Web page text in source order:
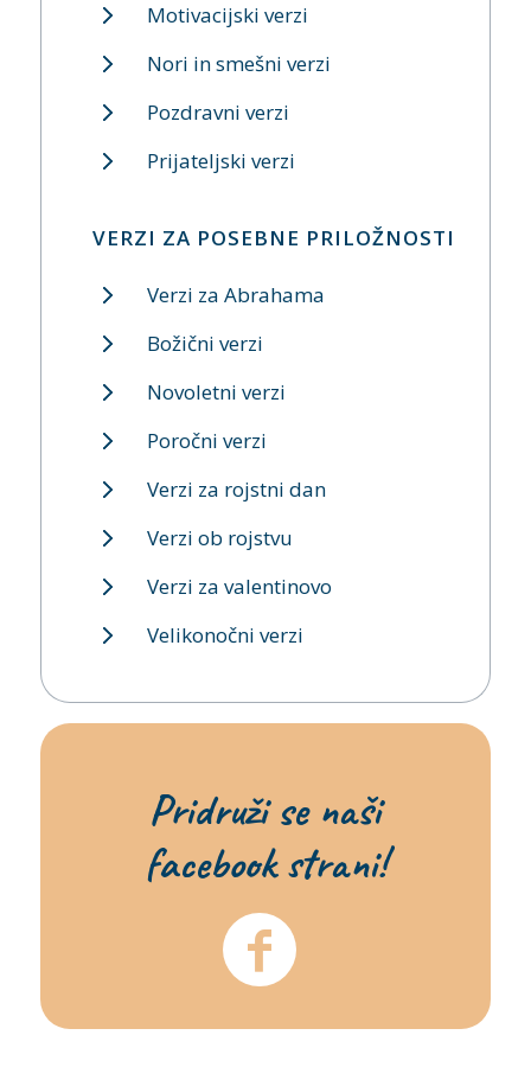
Motivacijski verzi
Nori in smešni verzi
Pozdravni verzi
Prijateljski verzi
VERZI ZA POSEBNE PRILOŽNOSTI
Verzi za Abrahama
Božični verzi
Novoletni verzi
Poročni verzi
Verzi za rojstni dan
Verzi ob rojstvu
Verzi za valentinovo
Velikonočni verzi
Pridruži se naši
facebook strani!